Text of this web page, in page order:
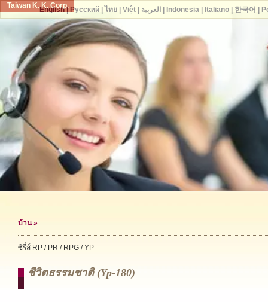
Taiwan K. K. Corp.
บ้าน»
ซีรี่ส์ RP / PR / RPG / YP
ชีวิตธรรมชาติ (yp-180)
English| Русский| ไทย| Việt| العربية Indonesia| Italiano| 한국어